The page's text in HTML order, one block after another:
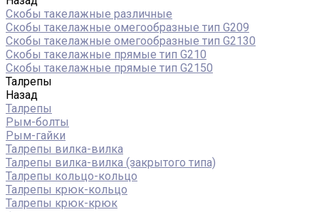
Скобы такелажные различные
Скобы такелажные омегообразные тип G209
Скобы такелажные омегообразные тип G2130
Скобы такелажные прямые тип G210
Скобы такелажные прямые тип G2150
Талрепы
Назад
Талрепы
Рым-болты
Рым-гайки
Талрепы вилка-вилка
Талрепы вилка-вилка (закрытого типа)
Талрепы кольцо-кольцо
Талрепы крюк-кольцо
Талрепы крюк-крюк